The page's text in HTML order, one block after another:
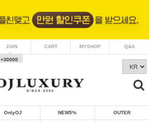
JOIN
+30000
CART MYSHOP Q&A
OnlyOJ NEW5% OUTER